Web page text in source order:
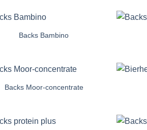
Backs Bambino
Auf die
Backs Moor-concentrate